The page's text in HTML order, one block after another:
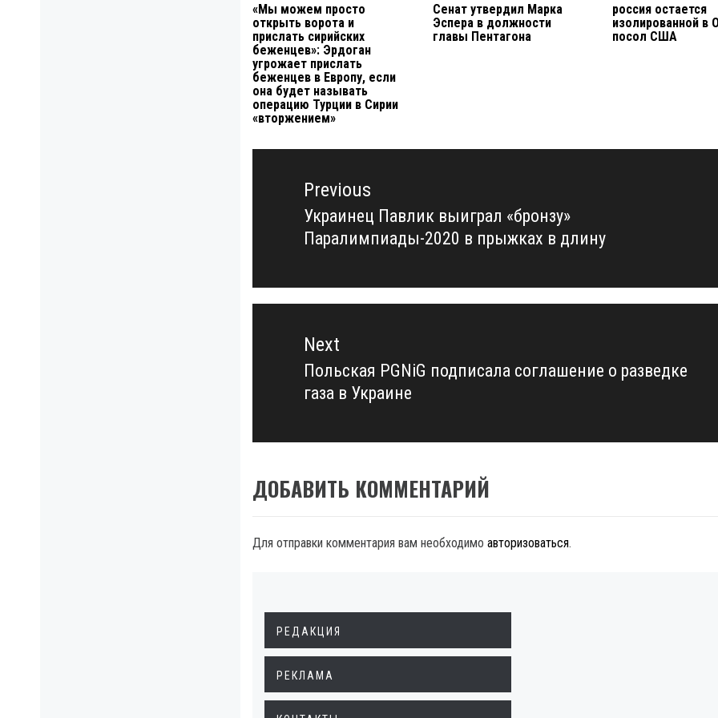
«Мы можем просто
открыть ворота и
прислать сирийских
беженцев»: Эрдоган
угрожает прислать
беженцев в Европу, если
она будет называть
операцию Турции в Сирии
«вторжением»
Сенат утвердил Марка
Эспера в должности
главы Пентагона
россия остается
изолированной в
посол США
Навигация
записямPrevious
Previous
post:
Украинец Павлик выиграл «бронзу»
Паралимпиады-2020 в прыжках в длину
Next
Next
post:
Польская PGNiG подписала соглашение о разведке
газа в Украине
ДОБАВИТЬ КОММЕНТАРИЙ
Для отправки комментария вам необходимо авторизоваться.
РЕДАКЦИЯ
РЕКЛАМА